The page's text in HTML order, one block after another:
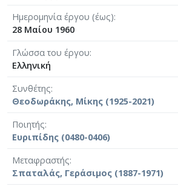
Ημερομηνία έργου (έως)
28 Μαίου 1960
Γλώσσα του έργου
Ελληνική
Συνθέτης
Θεοδωράκης, Μίκης (1925-2021)
Ποιητής
Ευριπίδης (0480-0406)
Μεταφραστής
Σπαταλάς, Γεράσιμος (1887-1971)